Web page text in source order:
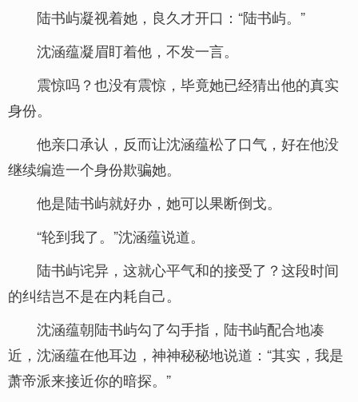
陆书屿凝视着她，良久才开口：“陆书屿。”
沈涵蕴凝眉盯着他，不发一言。
震惊吗？也没有震惊，毕竟她已经猜出他的真实
身份。
他亲口承认，反而让沈涵蕴松了口气，好在他没
继续编造一个身份欺骗她。
他是陆书屿就好办，她可以果断倒戈。
“轮到我了。”沈涵蕴说道。
陆书屿诧异，这就心平气和的接受了？这段时间
的纠结岂不是在内耗自己。
沈涵蕴朝陆书屿勾了勾手指，陆书屿配合地凑
近，沈涵蕴在他耳边，神神秘秘地说道：“其实，我是
萧帝派来接近你的暗探。”